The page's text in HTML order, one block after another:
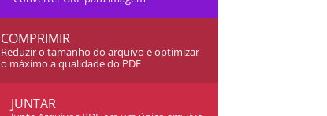
COMPRIMIR
Reduzir o tamanho do arquivo e optimizar
o máximo a qualidade do PDF
JUNTAR